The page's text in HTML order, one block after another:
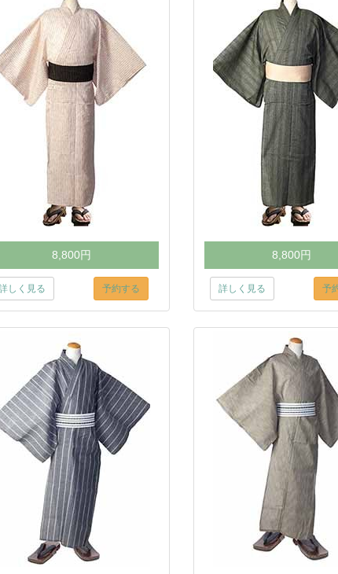
8,800円
しく見る 予約する
8,800円
詳しく見る 予